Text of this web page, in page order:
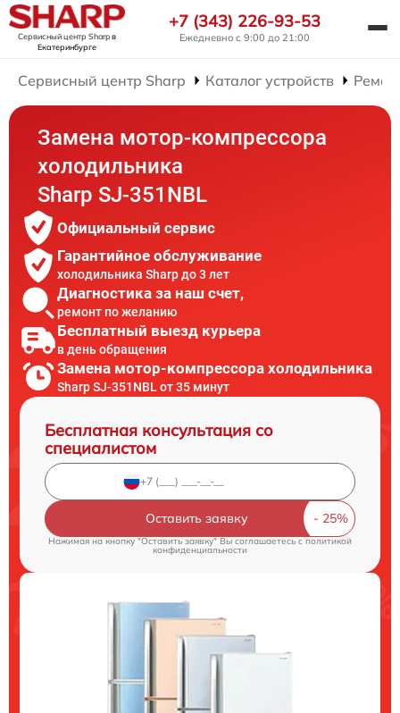
Сервисный центр Sharpв
Екатеринбурге
+7 (343) 226-93-53
Ежедневно с 9:00 до 21:00
Сервисный центр Sharp Каталог устройств
Замена мотор-компрессора
холодильника
Sharp SJ-351NBL
Официальный сервис
Гарантийное обслуживание
холодильника Sharp до 3 лет
Диагностика за наш счет,
ремонт по желанию
Бесплатный выезд курьера
в день обращения
Замена мотор-компрессора холодильника
Sharp SJ-351NBL от 35 минут
Бесплатная консультация со
специалистом
Оставить заявку
Нажимая на кнопку "Оставить заявку" Вы соглашаетесь cполитикой
конфиденциальности